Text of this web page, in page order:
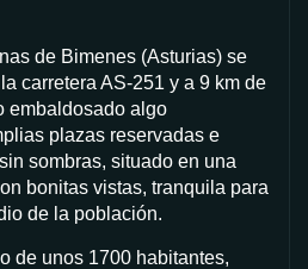
de Bimenes (Asturias) se
carretera AS-251 y a 9 km de
embaldosado algo
plazas reservadas e
sombras, situado en una
bonitas vistas, tranquila para
de la población.
de unos 1700 habitantes,